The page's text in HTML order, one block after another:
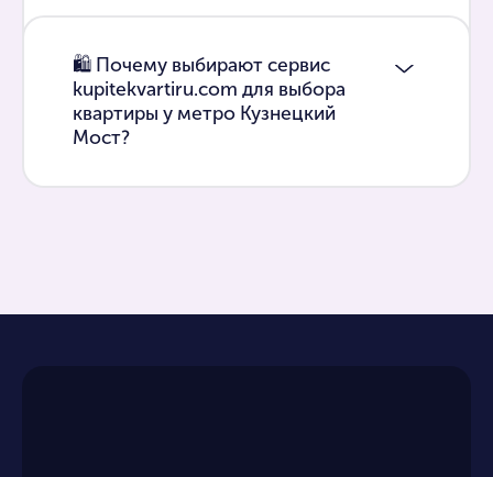
🛍 Почему выбирают сервис
kupitekvartiru.com для выбора
квартиры у метро Кузнецкий
Мост?